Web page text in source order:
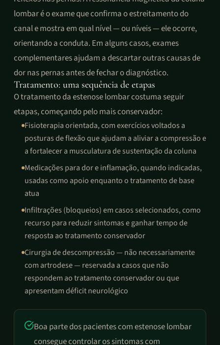
lombar é o exame que confirma o estreitamento do
canal e mostra em qual nível — ou níveis — ele ocorre,
orientando a conduta. Em alguns casos, exames
complementares ajudam a descartar outras causas de
dor nas pernas antes de fechar o diagnóstico.
Tratamento: uma sequência de etapas
O tratamento da estenose lombar costuma seguir
etapas, começando pelo mais conservador:
Fisioterapia orientada, com exercícios voltados a
posturas de flexão que ajudam a aliviar a compressão e
a fortalecer a musculatura de sustentação da coluna
Medicações para dor e inflamação, quando indicadas,
usadas como apoio enquanto o tratamento de base
atua
Infiltrações (bloqueios) em casos selecionados, como
recurso para reduzir sintomas e ganhar tempo de
resposta ao tratamento conservador
Cirurgia de descompressão — não necessariamente
com artrodese — reservada a casos que não
respondem ao tratamento conservador ou que
apresentam déficit neurológico
Boa parte dos pacientes com estenose lombar
consegue controlar os sintomas com